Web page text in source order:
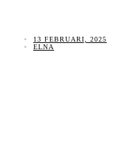
13 FEBRUARI, 2025
ELNA